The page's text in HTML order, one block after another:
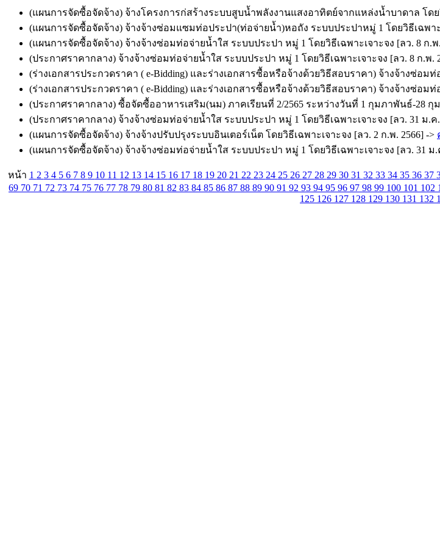
(แผนการจัดซื้อจัดจ้าง) จ้างโครงการก่สร้างระบบสูบน้ำพลังงานแสงอาทิตย์จากแหล่งน้ำบาดาล โดย
(แผนการจัดซื้อจัดจ้าง) จ้างจ้างซ่อมแซมท่อประปา(ท่อจ่ายน้ำ)หอถัง ระบบประปาหมู่ 1 โดยวิธีเฉพาะ
(แผนการจัดซื้อจัดจ้าง) จ้างจ้างซ่อมท่อจ่ายน้ำใส ระบบประปา หมู่ 1 โดยวิธีเฉพาะเจาะจง [ลว. 8 ก.พ.
(ประกาศราคากลาง) จ้างจ้างซ่อมท่อจ่ายน้ำใส ระบบประปา หมู่ 1 โดยวิธีเฉพาะเจาะจง [ลว. 8 ก.พ.
(ร่างเอกสารประกวดราคา ( e-Bidding) และร่างเอกสารซื้อหรือจ้างด้วยวิธีสอบราคา) จ้างจ้างซ่อม
(ร่างเอกสารประกวดราคา ( e-Bidding) และร่างเอกสารซื้อหรือจ้างด้วยวิธีสอบราคา) จ้างจ้างซ่อม
(ประกาศราคากลาง) ซื้อจัดซื้ออาหารเสริม(นม) ภาคเรียนที่ 2/2565 ระหว่างวันที่ 1 กุมภาพันธ์-28 กุม
(ประกาศราคากลาง) จ้างจ้างซ่อมท่อจ่ายน้ำใส ระบบประปา หมู่ 1 โดยวิธีเฉพาะเจาะจง [ลว. 31 ม.ค.
(แผนการจัดซื้อจัดจ้าง) จ้างจ้างปรับปรุงระบบอินเตอร์เน็ต โดยวิธีเฉพาะเจาะจง [ลว. 2 ก.พ. 2566] ->
(แผนการจัดซื้อจัดจ้าง) จ้างจ้างซ่อมท่อจ่ายน้ำใส ระบบประปา หมู่ 1 โดยวิธีเฉพาะเจาะจง [ลว. 31 ม.
หน้า 1 2 3 4 5 6 7 8 9 10 11 12 13 14 15 16 17 18 19 20 21 22 23 24 25 26 27 28 29 30 31 32 33 34 35 36 37
69 70 71 72 73 74 75 76 77 78 79 80 81 82 83 84 85 86 87 88 89 90 91 92 93 94 95 96 97 98 99 100 101 102
125 126 127 128 129 130 131 132